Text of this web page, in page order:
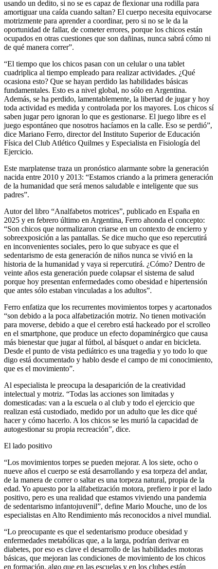
usando un dedito, si no se es capaz de flexionar una rodilla para
amortiguar una caída cuando saltan? El cuerpo necesita equivocarse
motrizmente para aprender a coordinar, pero si no se le da la
oportunidad de fallar, de cometer errores, porque los chicos están
ocupados en otras cuestiones que son dañinas, nunca sabrá cómo ni
de qué manera correr”.
“El tiempo que los chicos pasan con un celular o una tablet
cuadriplica al tiempo empleado para realizar actividades. ¿Qué
ocasiona esto? Que se hayan perdido las habilidades básicas
fundamentales. Esto es a nivel global, no sólo en Argentina.
Además, se ha perdido, lamentablemente, la libertad de jugar y hoy
toda actividad es medida y controlada por los mayores. Los chicos sí
saben jugar pero ignoran lo que es gestionarse. El juego libre es el
juego espontáneo que nosotros hacíamos en la calle. Eso se perdió”,
dice Mariano Ferro, director del Instituto Superior de Educación
Física del Club Atlético Quilmes y Especialista en Fisiología del
Ejercicio.
Este marplatense traza un pronóstico alarmante sobre la generación
nacida entre 2010 y 2013: “Estamos criando a la primera generación
de la humanidad que será menos saludable e inteligente que sus
padres”.
Autor del libro “Analfabetos motrices”, publicado en España en
2025 y en febrero último en Argentina, Ferro ahonda el concepto:
“Son chicos que normalizaron criarse en un contexto de encierro y
sobreexposición a las pantallas. Se dice mucho que eso repercutirá
en inconvenientes sociales, pero lo que subyace es que el
sedentarismo de esta generación de niños nunca se vivió en la
historia de la humanidad y vaya si repercutirá. ¿Cómo? Dentro de
veinte años esta generación puede colapsar el sistema de salud
porque hoy presentan enfermedades como obesidad e hipertensión
que antes sólo estaban vinculadas a los adultos”.
Ferro enfatiza que los recurrentes movimientos torpes y acartonados
“son debido a la poca alfabetización motriz. No tienen motivación
para moverse, debido a que el cerebro está hackeado por el scrolleo
en el smartphone, que produce un efecto dopaminérgico que causa
más bienestar que jugar al fútbol, al básquet o andar en bicicleta.
Desde el punto de vista pediátrico es una tragedia y yo todo lo que
digo está documentado y hablo desde el campo de mi conocimiento,
que es el movimiento”.
Al especialista le preocupa la desaparición de la creatividad
intelectual y motriz. “Todas las acciones son limitadas y
domesticadas: van a la escuela o al club y todo el ejercicio que
realizan está custodiado, medido por un adulto que les dice qué
hacer y cómo hacerlo. A los chicos se les murió la capacidad de
autogestionar su propia recreación”, dice.
El lado positivo
“Los movimientos torpes se pueden mejorar. A los siete, ocho o
nueve años el cuerpo se está desarrollando y esa torpeza del andar,
de la manera de correr o saltar es una torpeza natural, propia de la
edad. Yo apuesto por la alfabetización motora, prefiero ir por el lado
positivo, pero es una realidad que estamos viviendo una pandemia
de sedentarismo infantojuvenil”, define Mario Mouche, uno de los
especialistas en Alto Rendimiento más reconocidos a nivel mundial.
“Lo preocupante es que el sedentarismo produce obesidad y
enfermedades metabólicas que, a la larga, podrían derivar en
diabetes, por eso es clave el desarrollo de las habilidades motoras
básicas, que mejoran las condiciones de movimiento de los chicos
en formación, algo que en las escuelas y en los clubes están